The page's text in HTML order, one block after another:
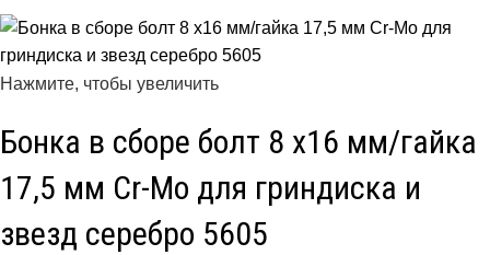
Нажмите, чтобы увеличить
Бонка в сборе болт 8 х16 мм/гайка
17,5 мм Cr-Mo для гриндиска и
звезд серебро 5605